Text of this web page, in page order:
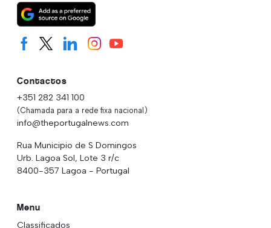
Contactos
+351 282 341 100
(Chamada para a rede fixa nacional)
info@theportugalnews.com
Rua Municipio de S Domingos
Urb. Lagoa Sol, Lote 3 r/c
8400-357 Lagoa - Portugal
Menu
Classificados